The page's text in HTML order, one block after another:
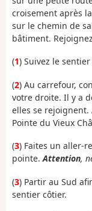
croisement après
sur le chemin de
bâtiment.
(1) Suivez le
(2) Au carrefour,
votre droite. Il y a
elles se rejoignent.
Pointe du Vieux
(3) Faites un aller-
pointe.Attention,
(3) Partir au Sud
sentier côtier.